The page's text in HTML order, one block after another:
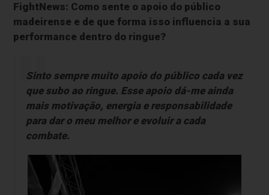
FightNews: Como sente o apoio do público
madeirense e de que forma isso influencia a sua
performance dentro do ringue?
Sinto sempre muito apoio do público cada vez
que subo ao ringue. Esse apoio dá-me ainda
mais motivação, energia e responsabilidade
para dar o meu melhor e evoluir a cada
combate.